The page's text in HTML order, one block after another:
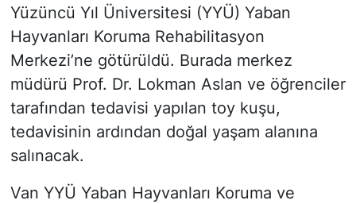
Yüzüncü Yıl Üniversitesi (YYÜ) Yaban
Hayvanları Koruma Rehabilitasyon
Merkezi’ne götürüldü. Burada merkez
müdürü Prof. Dr. Lokman Aslan ve öğrenciler
tarafından tedavisi yapılan toy kuşu,
tedavisinin ardından doğal yaşam alanına
salınacak.
Van YYÜ Yaban Hayvanları Koruma ve